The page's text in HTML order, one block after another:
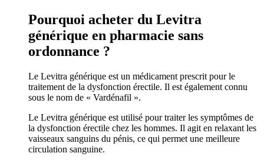
Pourquoi acheter du Levitra
générique en pharmacie sans
ordonnance ?
Le Levitra générique est un médicament prescrit pour le
traitement de la dysfonction érectile. Il est également connu
sous le nom de « Vardénafil ».
Le Levitra générique est utilisé pour traiter les symptômes de
la dysfonction érectile chez les hommes. Il agit en relaxant les
vaisseaux sanguins du pénis, ce qui permet une meilleure
circulation sanguine.